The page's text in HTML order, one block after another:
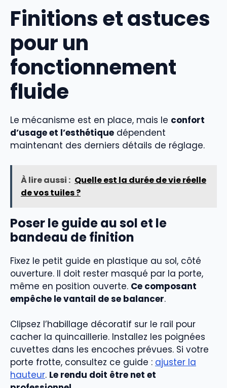
Finitions et astuces
pour un
fonctionnement
fluide
Le mécanisme est en place, mais le confort
d’usage et l’esthétique dépendent
maintenant des derniers détails de réglage.
À lire aussi : Quelle est la durée de vie réelle
de vos tuiles ?
Poser le guide au sol et le
bandeau de finition
Fixez le petit guide en plastique au sol, côté
ouverture. Il doit rester masqué par la porte,
même en position ouverte. Ce composant
empêche le vantail de se balancer.
Clipsez l’habillage décoratif sur le rail pour
cacher la quincaillerie. Installez les poignées
cuvettes dans les encoches prévues. Si votre
porte frotte, consultez ce guide : ajuster la
hauteur. Le rendu doit être net et